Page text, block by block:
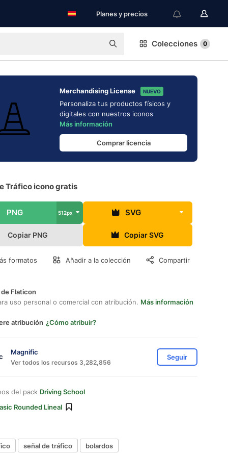
Planes y precios
Colecciones 0
Merchandising License NUEVO
Personaliza tus productos físicos y
digitales con nuestros iconos
Más información
Comprar licencia
Tráfico icono gratis
PNG 512px SVG
Copiar PNG Copiar SVG
formatos Añadir a la colección Compartir
Flaticon
uso personal o comercial con atribución. Más información
atribución ¿Cómo atribuir?
Magnific
Ver todos los recursos 3,282,856
Seguir
del pack Driving School
Rounded Lineal
señal de tráfico
bolardos